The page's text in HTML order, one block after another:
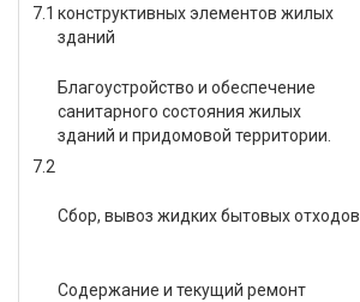
7.1 конструктивных элементов жилых
зданий
7.2
Благоустройство и обеспечение
санитарного состояния жилых
зданий и придомовой территории.
Сбор, вывоз жидких бытовых отходов
Содержание и текущий ремонт